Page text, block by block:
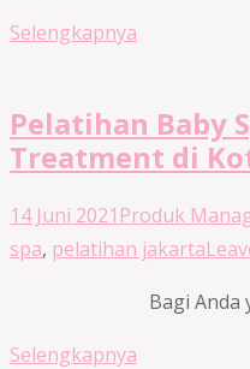
Selengkapnya
Pelatihan Baby
Treatment di
14 Juni 2021 Produk
spa, pelatihan jakarta
Bagi Anda
Selengkapnya